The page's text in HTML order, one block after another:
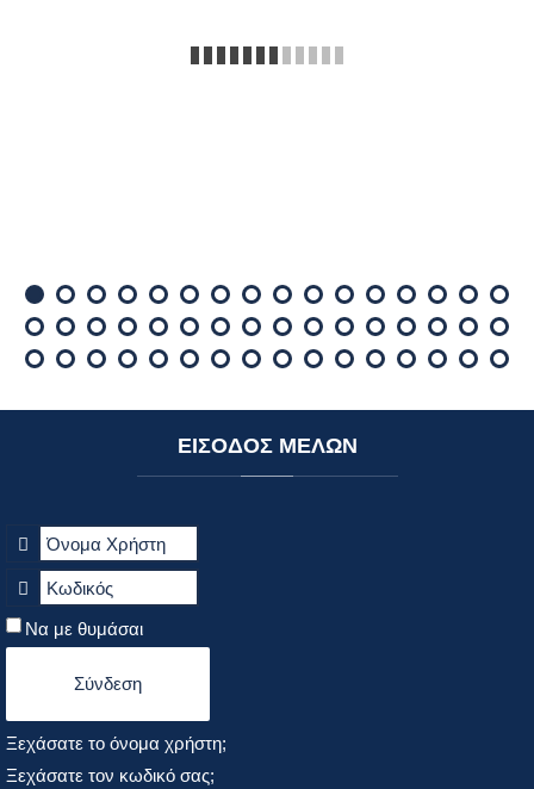
ΕΙΣΟΔΟΣΜΕΛΩΝ
Να με θυμάσαι
Σύνδεση
Ξεχάσατε το όνομα χρήστη;
Ξεχάσατε τον κωδικό σας;